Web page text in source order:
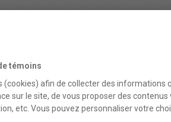
Stage
l'enseignement des
Horaire - Été 2026
témoins
(cookies) afin de collecter des informations
sur le site, de vous proposer des contenus
etc. Vous pouvez personnaliser votre